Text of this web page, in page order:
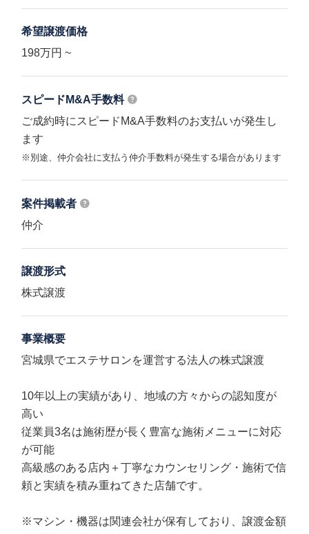
希望譲渡価格
198万円 ~
スピードM&A手数料
ご成約時にスピードM&A手数料のお支払いが発生し
ます
※別途、仲介会社に支払う仲介手数料が発生する場合があります
案件掲載者
仲介
譲渡形式
株式譲渡
事業概要
宮城県でエステサロンを運営する法人の株式譲渡
10年以上の実績があり、地域の方々からの認知度が
高い
従業員3名は施術歴が長く豊富な施術メニューに対応
が可能
高級感のある店内＋丁寧なカウンセリング・施術で信
頼と実績を積み重ねてきた店舗です。
※マシン・機器は関連会社が保有しており、譲渡金額